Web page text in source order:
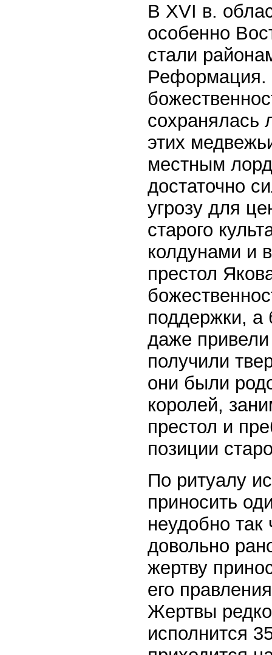
В XVI в.
особенно
стали
Реформация.
сохранялась
этих
местным
достаточно
угрозу для
старого
колдунами и
престол
поддержки, а
даже
получили
они были
королей,
престол и
позиции
По ритуалу
приносить
неудобно так
довольно
жертву
его
Жертвы
исполнится